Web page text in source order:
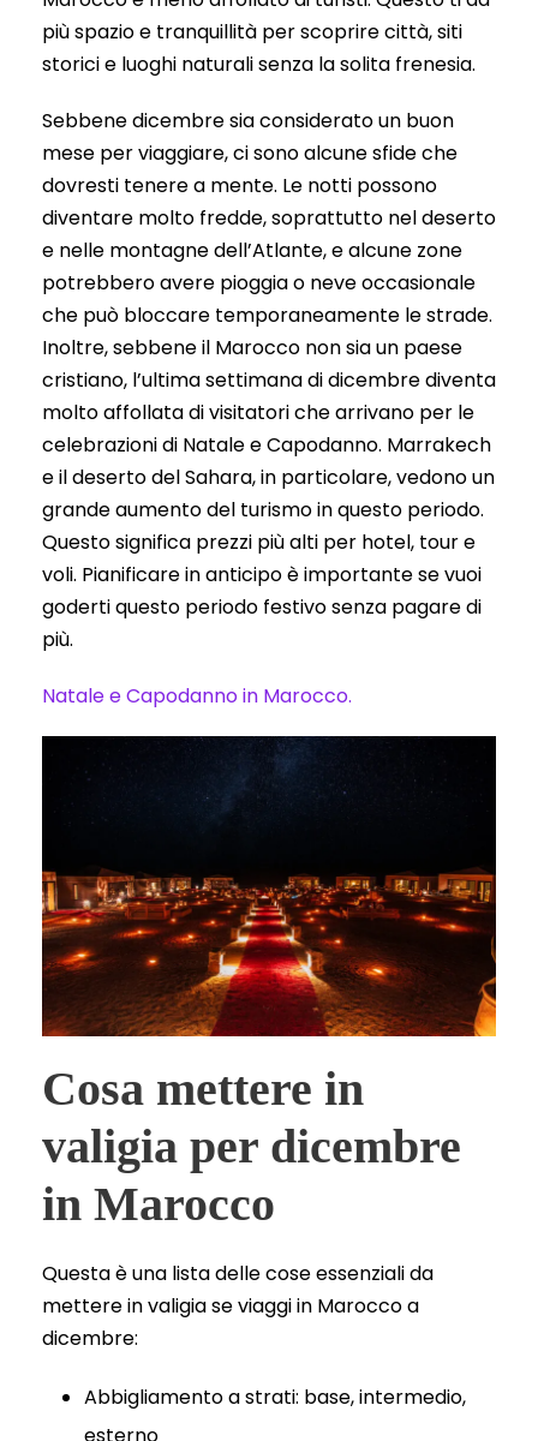
più spazio e tranquillità per scoprire città, siti
storici e luoghi naturali senza la solita frenesia.
Sebbene dicembre sia considerato un buon
mese per viaggiare, ci sono alcune sfide che
dovresti tenere a mente. Le notti possono
diventare molto fredde, soprattutto nel deserto
e nelle montagne dell’Atlante, e alcune zone
potrebbero avere pioggia o neve occasionale
che può bloccare temporaneamente le strade.
Inoltre, sebbene il Marocco non sia un paese
cristiano, l’ultima settimana di dicembre diventa
molto affollata di visitatori che arrivano per le
celebrazioni di Natale e Capodanno. Marrakech
e il deserto del Sahara, in particolare, vedono un
grande aumento del turismo in questo periodo.
Questo significa prezzi più alti per hotel, tour e
voli. Pianificare in anticipo è importante se vuoi
goderti questo periodo festivo senza pagare di
più.
Natale e Capodanno in Marocco.
Cosa mettere in
valigia per dicembre
in Marocco
Questa è una lista delle cose essenziali da
mettere in valigia se viaggi in Marocco a
dicembre:
Abbigliamento a strati: base, intermedio,